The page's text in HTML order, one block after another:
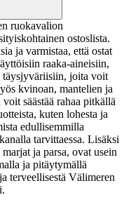
ruokavalion
ostoslista.
ja varmistaa, että ostat
raaka-aineisiin,
täysjyväriisiin, joita voit
kvinoan, mantelien ja
säästää rahaa pitkällä
kuten lohesta ja
edullisemmilla
tarvittaessa. Lisäksi
ja parsa, ovat usein
ja pitäytymällä
terveellisestä Välimeren